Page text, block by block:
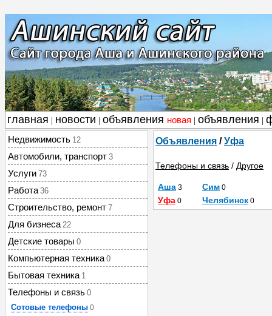
главная новости объявления новая объявления
Недвижимость 12
Автомобили, транспорт 3
Услуги 73
Работа 36
Строительство, ремонт 7
Для бизнеса 22
Детские товары 0
Компьютерная техника 0
Бытовая техника 1
Телефоны и связь 0
Сотовые телефоны 0
Объявления /Уфа
Телефоны и связь / Другое
Аша 3 Сим 0
Уфа 0 Челябинск 0